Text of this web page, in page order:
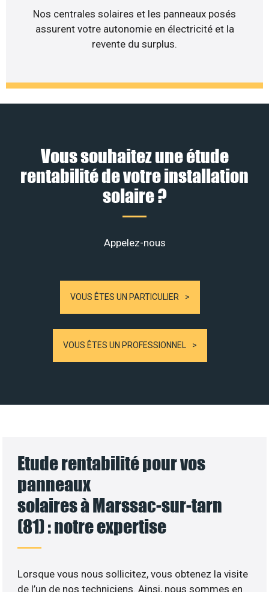
Nos centrales solaires et les panneaux posés
assurent votre autonomie en électricité et la
revente du surplus.
Vous souhaitez une étude
rentabilité de votre installation
solaire ?
Appelez-nous
VOUS ÊTES UN PARTICULIER
VOUS ÊTES UN PROFESSIONNEL
Etude rentabilité pour vos
panneaux
solaires à Marssac-sur-tarn
(81) : notre expertise
Lorsque vous nous sollicitez, vous obtenez la visite
de l’un de nos techniciens. Ainsi, nous sommes en